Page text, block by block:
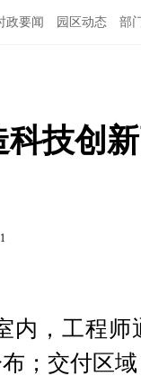
政要闻 园区动态 部
技创
内，工程师
；交付区